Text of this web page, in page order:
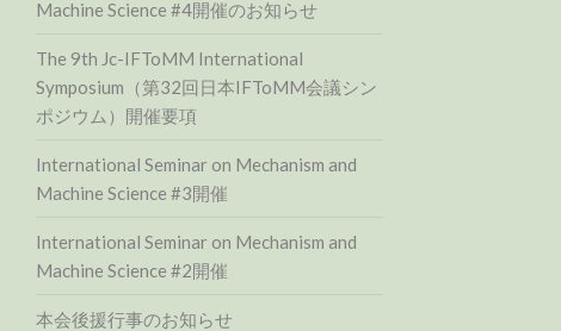
Machine Science #4開催のお知らせ
The 9th Jc-IFToMM International
Symposium（第32回日本IFToMM会議シン
ポジウム）開催要項
International Seminar on Mechanism and
Machine Science #3開催
International Seminar on Mechanism and
Machine Science #2開催
本会後援行事のお知らせ